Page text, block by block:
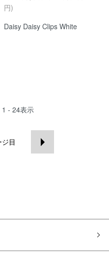
円)
Daisy Daisy Clips White
1 - 24表示
目